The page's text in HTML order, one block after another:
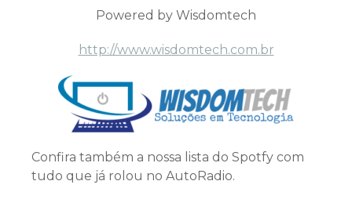
Powered by Wisdomtech
http://www.wisdomtech.com.br
Confira também a nossa lista do Spotfy com
tudo que já rolou no AutoRadio.